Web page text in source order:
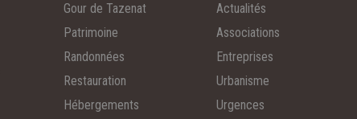
Gour de Tazenat
Patrimoine
Randonnées
Restauration
Hébergements
Actualités
Associations
Entreprises
Urbanisme
Urgences